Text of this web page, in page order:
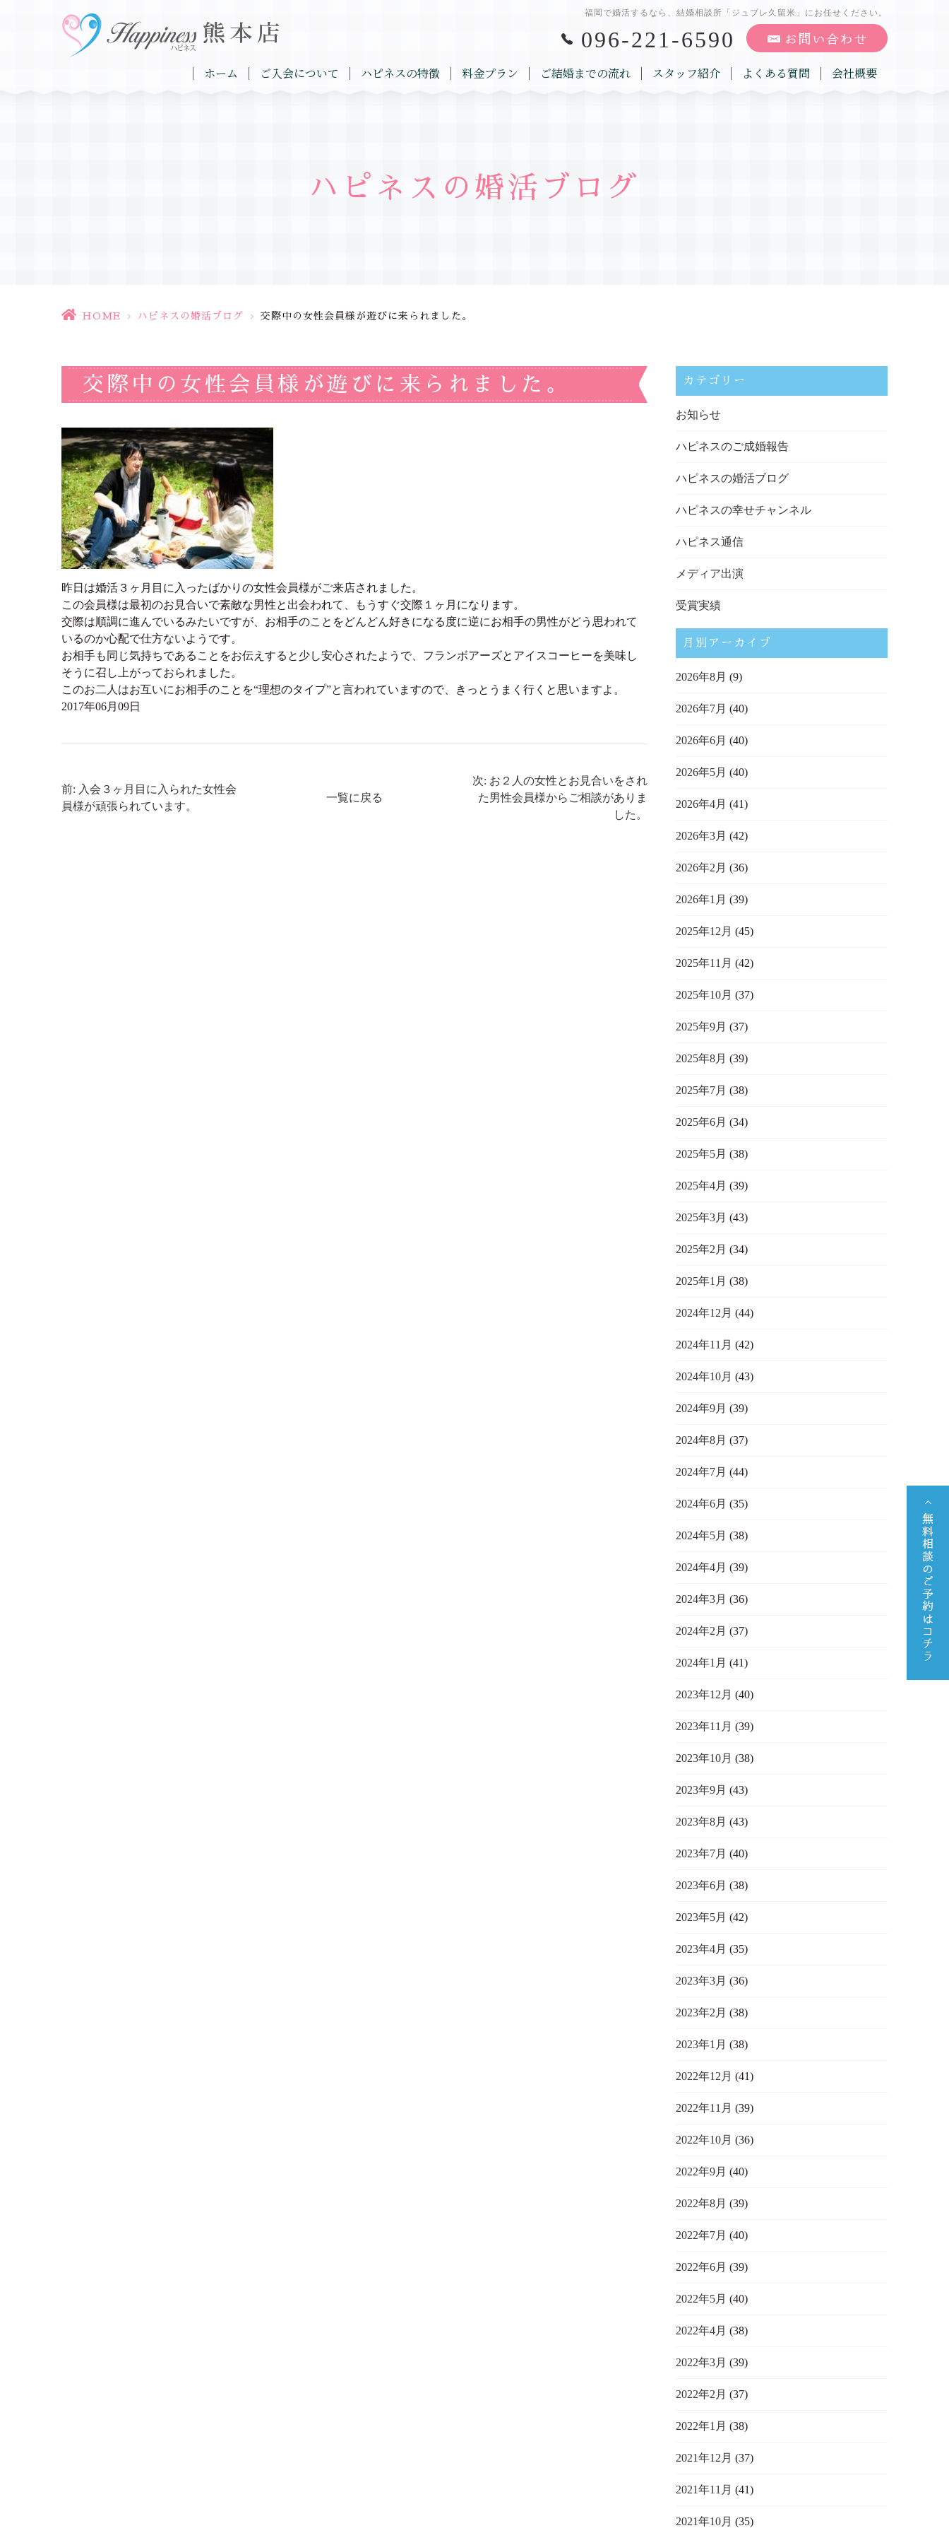
福岡で婚活するなら、結婚相談所「ジュブレ久留米」にお任せください。
096-221-6590
ホーム ご入会について ハピネスの特徴 料金プラン ご結婚までの流れ スタッフ紹介 よくある質問 会社概要
ハピネスの婚活ブログ
HOME > ハピネスの婚活ブログ > 交際中の女性会員様が遊びに来られました。
交際中の女性会員様が遊びに来られました。
昨日は婚活３ヶ月目に入ったばかりの女性会員様がご来店されました。
この会員様は最初のお見合いで素敵な男性と出会われて、もうすぐ交際１ヶ月になります。
交際は順調に進んでいるみたいですが、お相手のことをどんどん好きになる度に逆にお相手の男性がどう思われて
いるのか心配で仕方ないようです。
お相手も同じ気持ちであることをお伝えすると少し安心されたようで、フランボアーズとアイスコーヒーを美味し
そうに召し上がっておられました。
このお二人はお互いにお相手のことを“理想のタイプ”と言われていますので、きっとうまく行くと思いますよ。
2017年06月09日
前: 入会３ヶ月目に入られた女性会
員様が頑張られています。
一覧に戻る
次: お２人の女性とお見合いをされ
た男性会員様からご相談がありま
した。
カテゴリー
お知らせ
ハピネスのご成婚報告
ハピネスの婚活ブログ
ハピネスの幸せチャンネル
ハピネス通信
メディア出演
受賞実績
月別アーカイブ
2026年8月 (9)
2026年7月 (40)
2026年6月 (40)
2026年5月 (40)
2026年4月 (41)
2026年3月 (42)
2026年2月 (36)
2026年1月 (39)
2025年12月 (45)
2025年11月 (42)
2025年10月 (37)
2025年9月 (37)
2025年8月 (39)
2025年7月 (38)
2025年6月 (34)
2025年5月 (38)
2025年4月 (39)
2025年3月 (43)
2025年2月 (34)
2025年1月 (38)
2024年12月 (44)
2024年11月 (42)
2024年10月 (43)
2024年9月 (39)
2024年8月 (37)
2024年7月 (44)
2024年6月 (35)
2024年5月 (38)
2024年4月 (39)
2024年3月 (36)
2024年2月 (37)
2024年1月 (41)
2023年12月 (40)
2023年11月 (39)
2023年10月 (38)
2023年9月 (43)
2023年8月 (43)
2023年7月 (40)
2023年6月 (38)
2023年5月 (42)
2023年4月 (35)
2023年3月 (36)
2023年2月 (38)
2023年1月 (38)
2022年12月 (41)
2022年11月 (39)
2022年10月 (36)
2022年9月 (40)
2022年8月 (39)
2022年7月 (40)
2022年6月 (39)
2022年5月 (40)
2022年4月 (38)
2022年3月 (39)
2022年2月 (37)
2022年1月 (38)
2021年12月 (37)
2021年11月 (41)
2021年10月 (35)